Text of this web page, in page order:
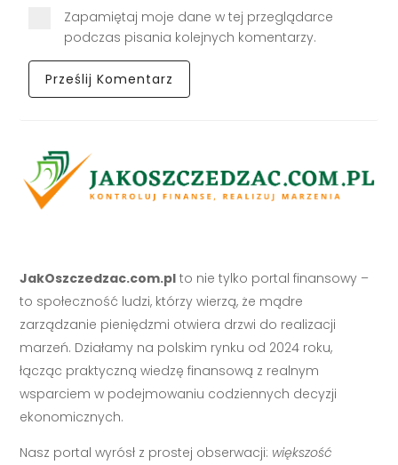
Zapamiętaj moje dane w tej przeglądarce
podczas pisania kolejnych komentarzy.
JakOszczedzac.com.pl to nie tylko portal finansowy –
to społeczność ludzi, którzy wierzą, że mądre
zarządzanie pieniędzmi otwiera drzwi do realizacji
marzeń. Działamy na polskim rynku od 2024 roku,
łącząc praktyczną wiedzę finansową z realnym
wsparciem w podejmowaniu codziennych decyzji
ekonomicznych.
Nasz portal wyrósł z prostej obserwacji: większość